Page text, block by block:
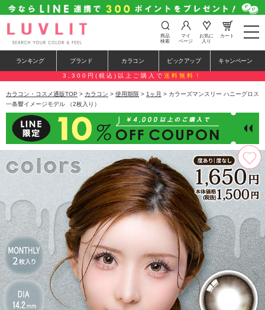
t
o
e
n
a
a
i
o
n
商品
検索
マイ
ページ
お気に
入り
カート
ランキング ブランド カラコン ピックアップ キャンペーン
3,300円(税込)以上ご購入で 送料無料！
カラコン・コスメ通販TOP > カラコン > 使用期限 > 1ヶ月 > カラーズマンスリー ハニーグロス
一条響イメージモデル （2枚入り）